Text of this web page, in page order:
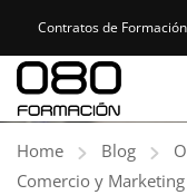
Contratos de Formación
Home Blog
Comercio y Marketing